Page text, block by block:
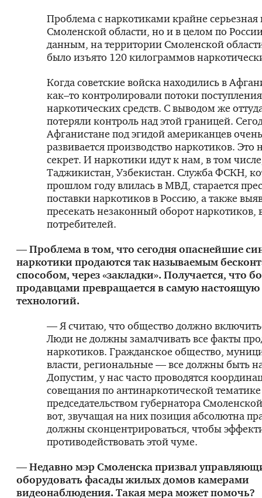
Проблема с наркотиками крайне серьезная
Смоленской области, но и в целом по
данным, на территории Смоленской
было изъято 120 килограммов
Когда советские войска находились в
как–то контролировали потоки
наркотических средств. С выводом же
потеряли контроль над этой границей.
Афганистане под эгидой американцев
развивается производство наркотиков. Это
секрет. И наркотики идут к нам, в том
Таджикистан, Узбекистан. Служба ФСКН,
прошлом году влилась в МВД, старается
поставки наркотиков в Россию, а также
пресекать незаконный оборот наркотиков,
потребителей.
— Проблема в том, что сегодня опаснейшие
наркотики продаются так называемым
способом, через «закладки». Получается, что
продавцами превращается в самую настоящую
технологий.
— Я считаю, что общество должно
Люди не должны замалчивать все факты
наркотиков. Гражданское общество,
власти, региональные — все должны быть
Допустим, у нас часто проводятся
совещания по антинаркотической
председательством губернатора
вот, звучащая на них позиция абсолютна
должны сконцентрироваться, чтобы
противодействовать этой чуме.
— Недавно мэр Смоленска призвал
оборудовать фасады жилых домов камерами
видеонаблюдения. Такая мера может помочь?